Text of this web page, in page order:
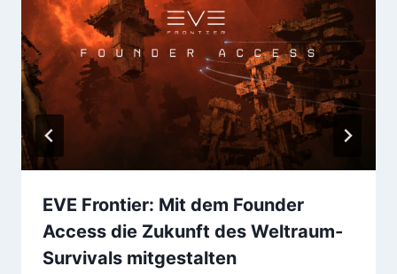
EVE Frontier: Mit dem Founder
Access die Zukunft des Weltraum-
Survivals mitgestalten